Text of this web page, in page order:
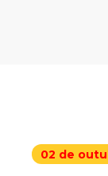
02 de